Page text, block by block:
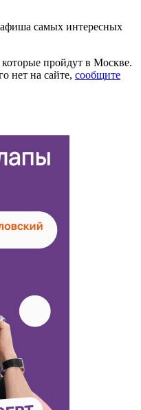
самых интересных
пройдут в Москве.
нет на сайте, сообщите